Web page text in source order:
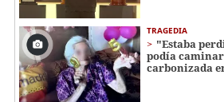
TRAGEDIA
"Estaba
podía
carbonizada